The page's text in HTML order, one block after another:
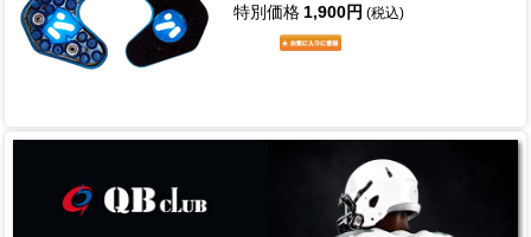
特別価格 1,900円 (税込)